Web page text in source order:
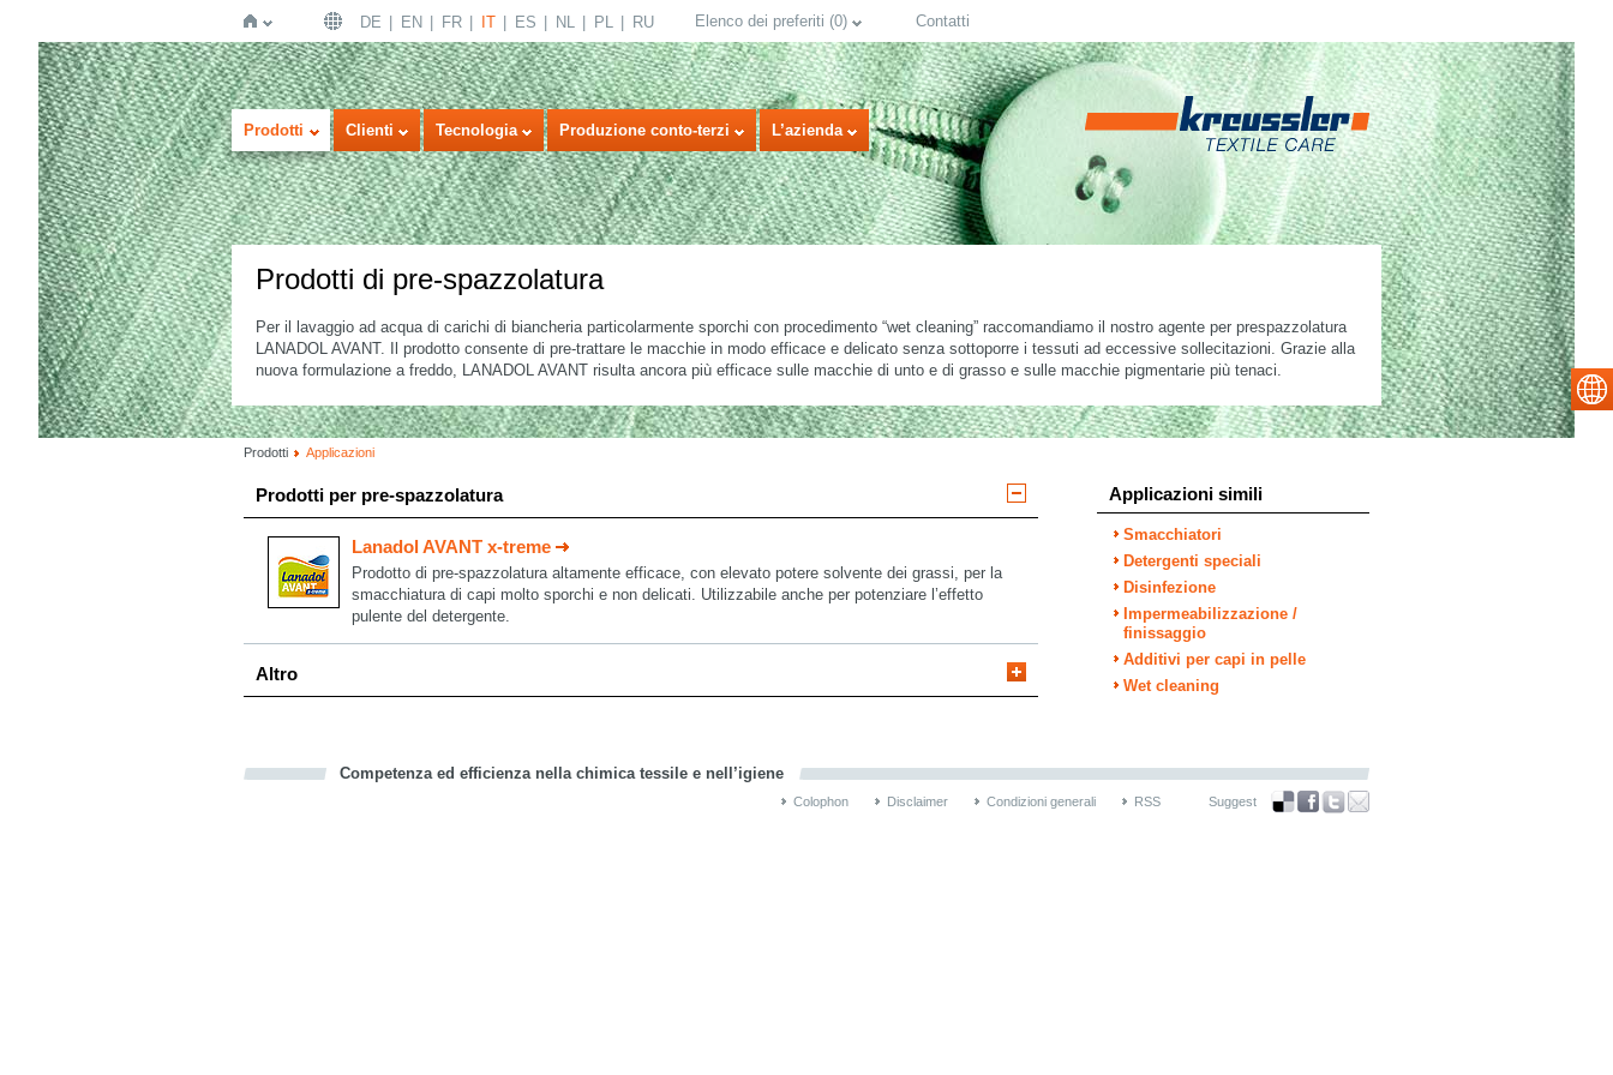
Home
DE EN FR IT ES NL PL RU Elenco dei preferiti (0) Contatti
Prodotti Clienti Tecnologia Produzione conto-terzi L’azienda
Prodotti di pre-spazzolatura
Per il lavaggio ad acqua di carichi di biancheria particolarmente sporchi con procedimento “wet cleaning” raccomandiamo il nostro agente per prespazzolatura
LANADOL AVANT. Il prodotto consente di pre-trattare le macchie in modo efficace e delicato senza sottoporre i tessuti ad eccessive sollecitazioni. Grazie alla
nuova formulazione a freddo, LANADOL AVANT risulta ancora più efficace sulle macchie di unto e di grasso e sulle macchie pigmentarie più tenaci.
Prodotti Applicazioni
Prodotti per pre-spazzolatura
Lanadol AVANT x-treme
Prodotto di pre-spazzolatura altamente efficace, con elevato potere solvente dei grassi, per la
smacchiatura di capi molto sporchi e non delicati. Utilizzabile anche per potenziare l’effetto
pulente del detergente.
Altro
Applicazioni simili
Smacchiatori
Detergenti speciali
Disinfezione
Impermeabilizzazione /
finissaggio
Additivi per capi in pelle
Wet cleaning
Competenza ed efficienza nella chimica tessile e nell’igiene
Colophon Disclaimer Condizioni generali RSS Suggest
select language